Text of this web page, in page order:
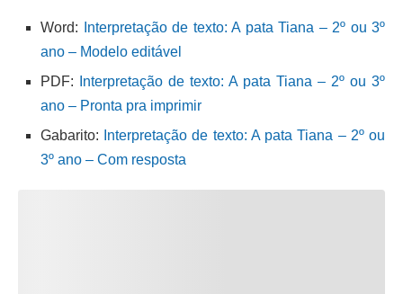
Word:
Interpretação de texto: A pata Tiana – 2º ou 3º
ano – Modelo editável
PDF:
Interpretação de texto: A pata Tiana – 2º ou 3º
ano – Pronta pra imprimir
Gabarito:
Interpretação de texto: A pata Tiana – 2º ou
3º ano – Com resposta